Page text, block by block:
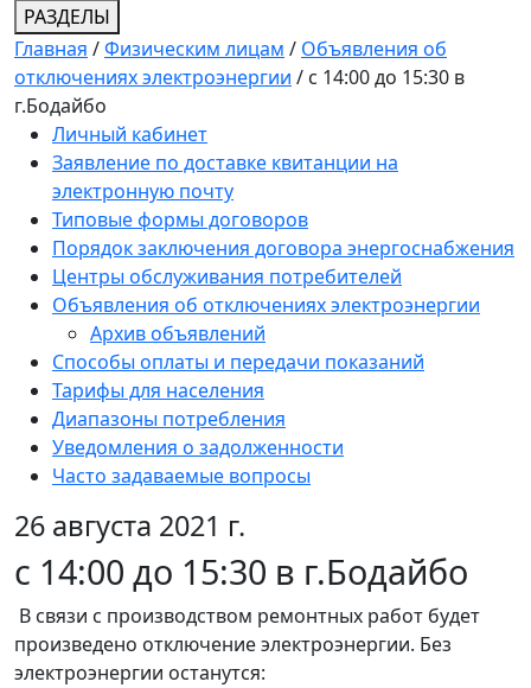
РАЗДЕЛЫ
Главная /Физическим лицам / Объявления об
отключениях электроэнергии / с 14:00 до 15:30 в
г.Бодайбо
Личный кабинет
Заявление по доставке квитанции на
электронную почту
Типовые формы договоров
Порядок заключения договора энергоснабжения
Центры обслуживания потребителей
Объявления об отключениях электроэнергии
Архив объявлений
Способы оплаты и передачи показаний
Тарифы для населения
Диапазоны потребления
Уведомления о задолженности
Часто задаваемые вопросы
26 августа 2021 г.
с 14:00 до 15:30 в г.Бодайбо
В связи с производством ремонтных работ будет
произведено отключение электроэнергии. Без
электроэнергии останутся: